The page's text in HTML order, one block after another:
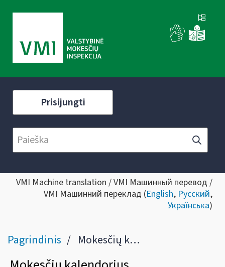
Prisijungti
VMI Machine translation / VMI Машинный перевод /
VMI Машинний переклад (English, Русский,
Українська)
Pagrindinis Mokesčių kalendorius